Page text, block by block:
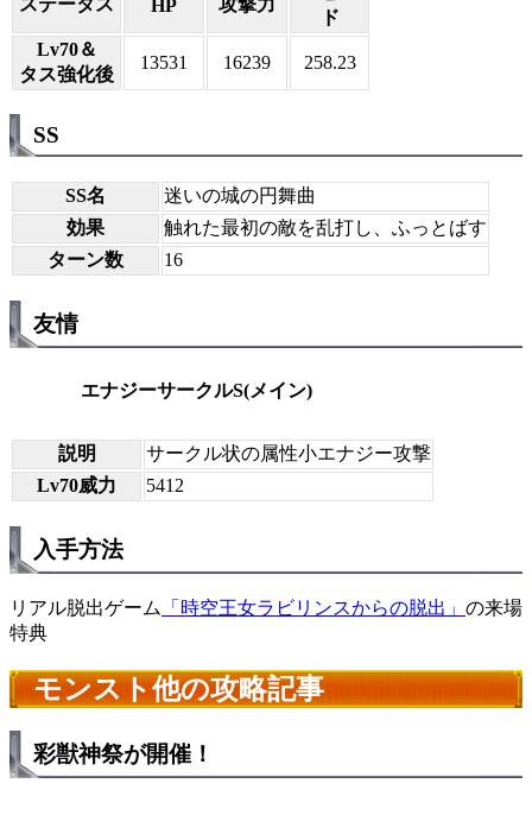
HP
ド
Lv70＆
タス強化後
13531 16239 258.23
SS
SS名
迷いの城の円舞曲
効果
触れた最初の敵を乱打し、ふっとばす
ターン数
16
友情
エナジーサークルS(メイン)
説明
サークル状の属性小エナジー攻撃
Lv70威力
5412
入手方法
リアル脱出ゲーム 「時空王女ラビリンスからの脱出」 の来場
特典
モンスト他の攻略記事
彩獣神祭が開催！